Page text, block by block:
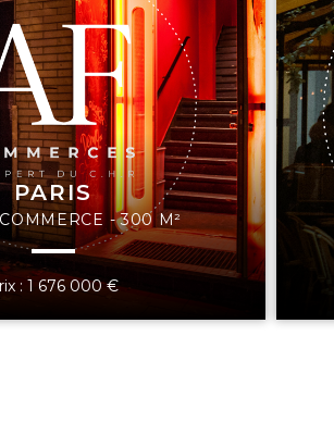
PARIS
- 300 M²
: 1 676 000 €